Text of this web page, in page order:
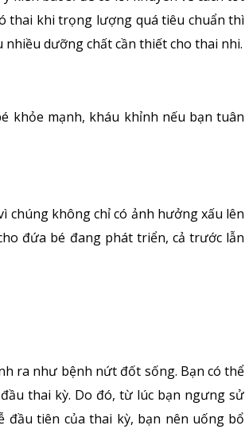
thai khi trọng lượng quá tiêu chuẩn thì
dưỡng chất cần thiết cho thai nhi.
khỏe mạnh, kháu khỉnh nếu bạn tuân
chúng không chỉ có ảnh hưởng xấu lên
đứa bé đang phát triển, cả trước lẫn
ra như bệnh nứt đốt sống. Bạn có thể
thai kỳ. Do đó, từ lúc bạn ngưng sử
đầu tiên của thai kỳ, bạn nên uống bổ